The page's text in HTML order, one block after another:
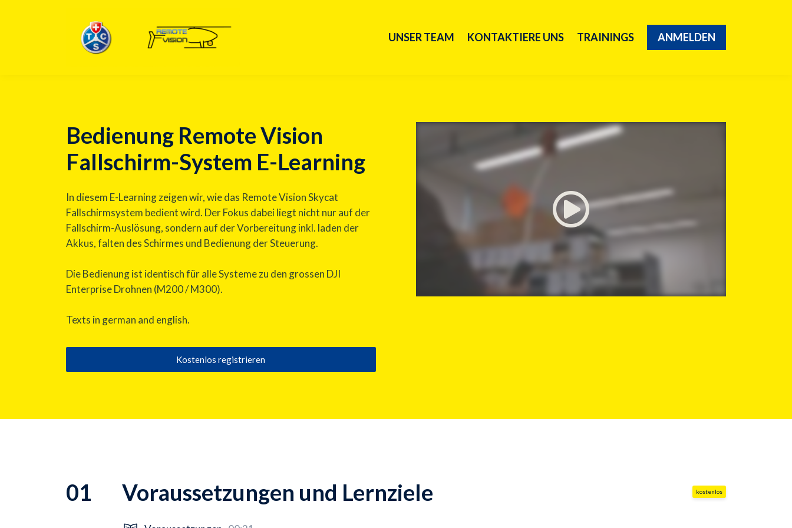
UNSER TEAM KONTAKTIERE UNS TRAININGS ANMELDEN
Bedienung Remote Vision
Fallschirm-System E-Learning
In diesem E-Learning zeigen wir, wie das Remote Vision Skycat
Fallschirmsystem bedient wird. Der Fokus dabei liegt nicht nur auf der
Fallschirm-Auslösung, sondern auf der Vorbereitung inkl. laden der
Akkus, falten des Schirmes und Bedienung der Steuerung.
Die Bedienung ist identisch für alle Systeme zu den grossen DJI
Enterprise Drohnen (M200 / M300).
Texts in german and english.
Kostenlos registrieren
01 Voraussetzungen und Lernziele kostenlos